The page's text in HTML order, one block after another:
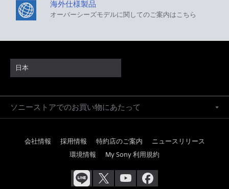
海外仕様製品
オーバーシーズモデルに関してのご案内はこちら
日本
ソニーストアでのお買い物にあたって
会社情報 採用情報 特約店のご案内
ニュースリリース
環境情報
My Sony 利用規約